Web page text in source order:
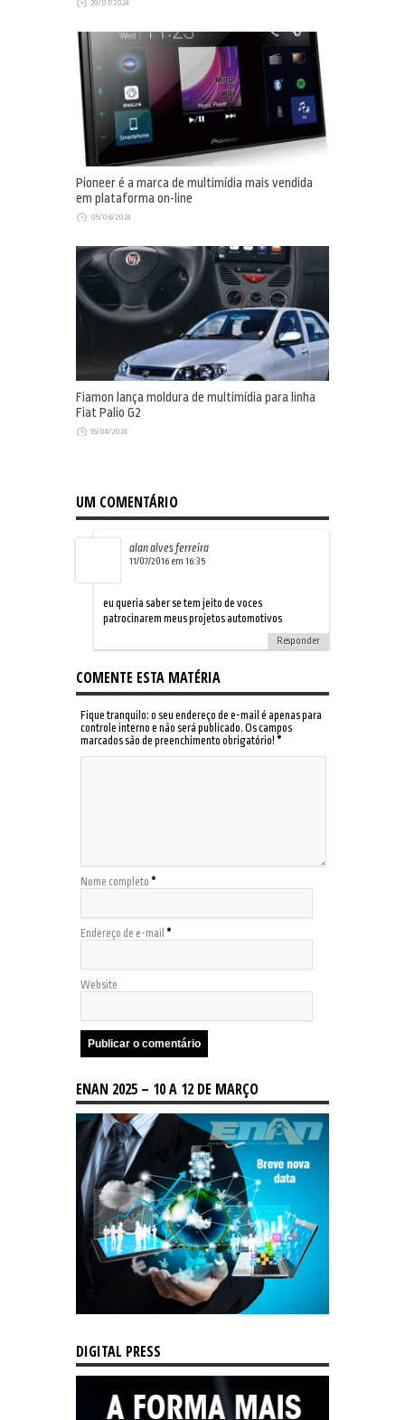
29/07/2024
Pioneer é a marca de multimídia mais vendida
em plataforma on-line
05/06/2024
Fiamon lança moldura de multimídia para linha
Fiat Palio G2
15/04/2024
UM COMENTÁRIO
alan alves ferreira
11/07/2016 em 16:35
eu queria saber se tem jeito de voces
patrocinarem meus projetos automotivos
Responder
COMENTE ESTA MATÉRIA
Fique tranquilo: o seu endereço de e-mail é apenas para
controle interno e não será publicado. Os campos
marcados são de preenchimento obrigatório! *
Nome completo *
Endereço de e-mail *
Website
ENAN 2025 – 10 A 12 DE MARÇO
DIGITAL PRESS